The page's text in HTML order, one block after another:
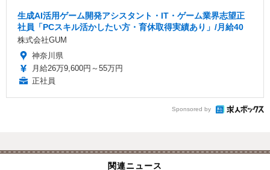
生成AI活用ゲーム開発アシスタント・IT・ゲーム業界志望正
社員「PCスキル活かしたい方・育休取得実績あり」/月給40
株式会社GUM
神奈川県
月給26万9,600円～55万円
正社員
Sponsored by
関連ニュース